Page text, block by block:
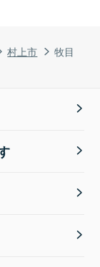
村上市 牧目